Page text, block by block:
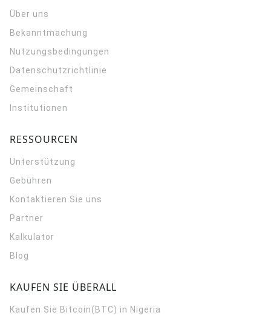
Über uns
Bekanntmachung
Nutzungsbedingungen
Datenschutzrichtlinie
Gemeinschaft
Institutionen
RESSOURCEN
Unterstützung
Gebühren
Kontaktieren Sie uns
Partner
Kalkulator
Blog
KAUFEN SIE ÜBERALL
Kaufen Sie Bitcoin(BTC) in Nigeria